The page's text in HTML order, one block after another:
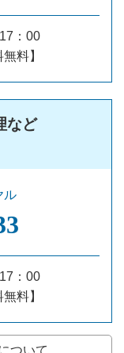
：00
料】
など
ル
：00
料】
ついて